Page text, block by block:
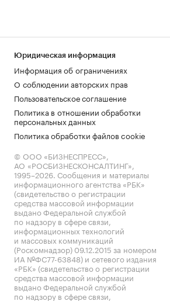
Юридическая информация
Информация об ограничениях
О соблюдении авторских прав
Пользовательское соглашение
Политика в отношении обработки
персональных данных
Политика обработки файлов cookie
© ООО «БИЗНЕСПРЕСС»,
АО «РОСБИЗНЕСКОНСАЛТИНГ»,
1995–2026. Сообщения и материалы
информационного агентства «РБК»
(свидетельство о регистрации
средства массовой информации
выдано Федеральной службой
по надзору в сфере связи,
информационных технологий
и массовых коммуникаций
(Роскомнадзор) 09.12.2015 за номером
ИА №ФС77-63848) и сетевого издания
«РБК» (свидетельство о регистрации
средства массовой информации
выдано Федеральной службой
по надзору в сфере связи,